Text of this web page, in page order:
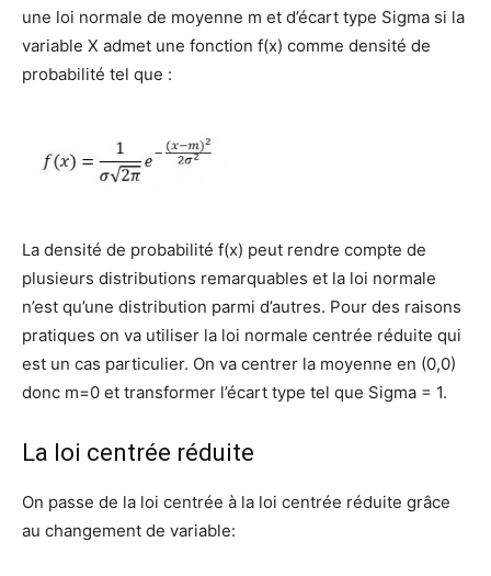
une loi normale de moyenne m et d’écart type Sigma si la
variable X admet une fonction f(x) comme densité de
probabilité tel que :
La densité de probabilité f(x) peut rendre compte de
plusieurs distributions remarquables et la loi normale
n’est qu’une distribution parmi d’autres. Pour des raisons
pratiques on va utiliser la loi normale centrée réduite qui
est un cas particulier. On va centrer la moyenne en (0,0)
donc m=0 et transformer l’écart type tel que Sigma = 1.
La loi centrée réduite
On passe de la loi centrée à la loi centrée réduite grâce
au changement de variable: